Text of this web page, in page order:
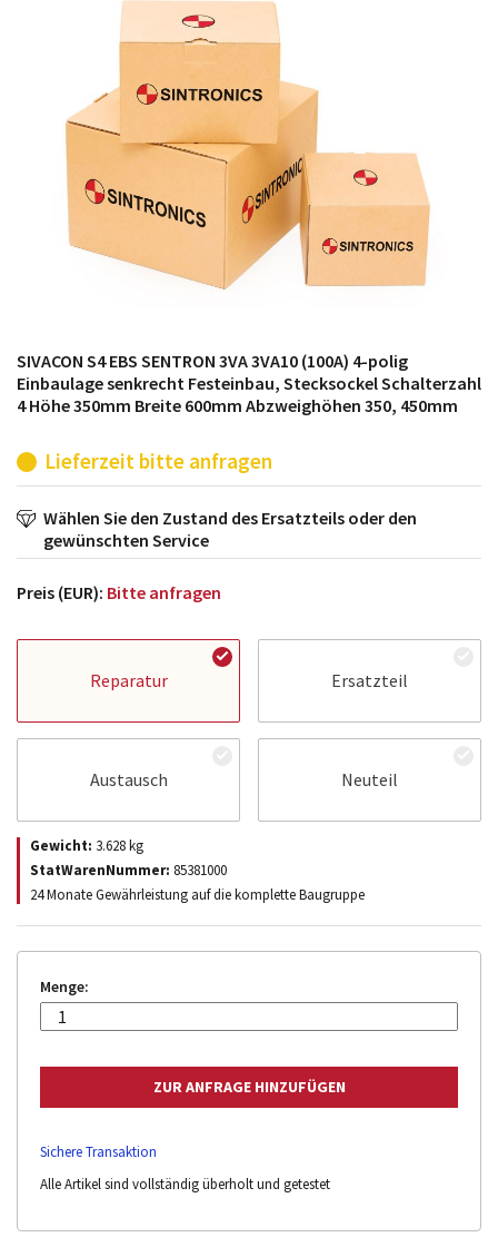
möglich. SINTRONICS ist dann ihr Partner, der
entweder die alten Baugruppen technisch hochwertig
repariert oder ihnen die abgekündigten Baugruppen
aus dem eigenen Lager ersetzt.
SIVACON S4 EBS SENTRON 3VA 3VA10 (100A) 4-polig
Einbaulage senkrecht Festeinbau, Stecksockel Schalterzahl
4 Höhe 350mm Breite 600mm Abzweighöhen 350, 450mm
Lieferzeit bitte anfragen
Wählen Sie den Zustand des Ersatzteils oder den
gewünschten Service
Preis (EUR): Bitte anfragen
Reparatur Ersatzteil
Austausch Neuteil
Gewicht: 3.628kg
StatWarenNummer: 85381000
24 Monate Gewährleistung auf die komplette Baugruppe
Menge:
Sichere Transaktion
Alle Artikel sind vollständig überholt und getestet